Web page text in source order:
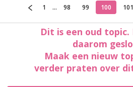
1 ... 98 99 100 101
Dit is een oud
daarom
Maak een nieuw
verder praten over